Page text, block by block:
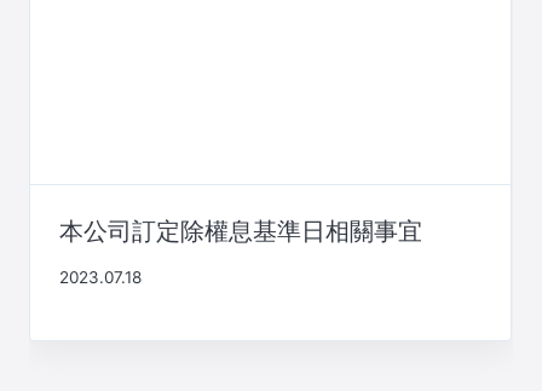
本公司訂定除權息基準日相關事宜
2023.07.18